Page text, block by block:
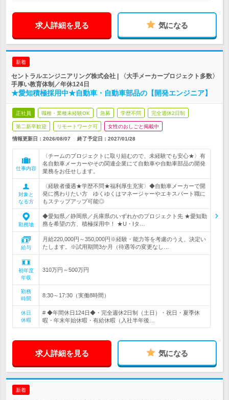
求人詳細を見る 気になる
新着
セントラルエンジニアリング株式会社 | 〈大手メーカープロジェクト多数〉
手厚い教育体制／年休124日
★愛知積極採用中★自動車・自動車部品の【開発エンジニア】
正社員 職種・業種未経験OK 急募 学歴不問 完全週休2日制
第二新卒歓迎 リモートワーク可 女性のおしごと掲載中
情報更新日：2026/08/07 終了予定日： 2027/01/28
仕事内容
〈チームのプロジェクトに取り組むので、未経験でも安心★〉有
名自動車メーカーやその関連企業にて自動車や自動車部品の開発
業務をお任せします。
対象と
なる方
〈経験者優遇★学歴不問★福利厚生充実〉◆自動車メーカーで開
発に携わりたい方 ゆくゆくはマネージャーやエキスパート職に
もステップアップ可能◎
勤務地
◆愛知県／静岡県／兵庫県のいずれかのプロジェクト先 ★愛知勤
務を希望の方、積極採用中！ ★U・Iタ…
給与
月給220,000円～350,000円※経験・能力等を考慮のうえ、決定い
たします。※試用期間3か月（待遇等の変更なし…
初年度
年収
310万円～500万円
勤務
時間
8:30～17:30（実働8時間）
休日
休暇
# ◆年間休日124日◆・完全週休2日制（土日）・祝日・夏季休
暇・年末年始休暇・有給休暇（入社半年後…
求人詳細を見る 気になる
新着